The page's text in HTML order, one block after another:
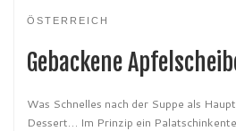
ÖSTERREICH
Gebackene
Was Schnelles nach der Suppe als
Dessert… Im Prinzip ein